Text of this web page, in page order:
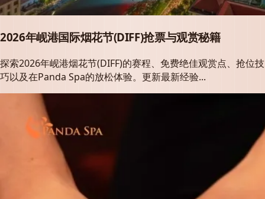
2026年岘港国际烟花节(DIFF)抢票与观赏秘籍
探索2026年岘港烟花节(DIFF)的赛程、免费绝佳观赏点、抢位技
巧以及在Panda Spa的放松体验。更新最新经验...